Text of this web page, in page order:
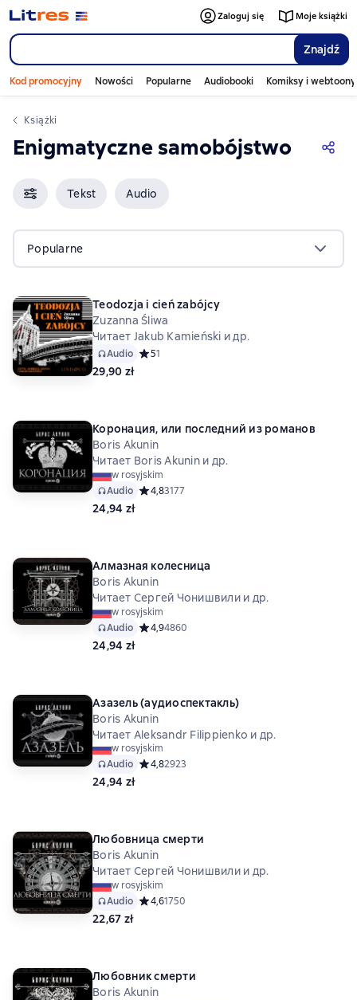
Znajdź
Zaloguj się Moje książki
Kod promocyjny Nowości Popularne Audiobooki Komiksy i webtoony
Książki
Enigmatyczne samobójstwo
Tekst Audio
Popularne
Teodozja i cień zabójcy
Zuzanna Śliwa
Читает Jakub Kamieński и др.
Audio Средний рейтинг 5 на основе 1 оценок
51
29,90 zł
Коронация, или последний из романов
Boris Akunin
Читает Boris Akunin и др.
w rosyjskim
Audio Средний рейтинг 4,8 на основе 3177 оценок
4,83177
24,94 zł
Алмазная колесница
Boris Akunin
Читает Сергей Чонишвили и др.
w rosyjskim
Audio Средний рейтинг 4,9 на основе 4860 оценок
4,94860
24,94 zł
Азазель (аудиоспектакль)
Boris Akunin
Читает Aleksandr Filippienko и др.
w rosyjskim
Audio Средний рейтинг 4,8 на основе 2923 оценок
4,82923
24,94 zł
Любовница смерти
Boris Akunin
Читает Сергей Чонишвили и др.
w rosyjskim
Audio Средний рейтинг 4,6 на основе 1750 оценок
4,61750
22,67 zł
Любовник смерти
Boris Akunin